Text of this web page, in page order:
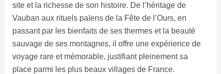
site et la richesse de son histoire. De l’héritage de
Vauban aux rituels païens de la Fête de l’Ours, en
passant par les bienfaits de ses thermes et la beauté
sauvage de ses montagnes, il offre une expérience de
voyage rare et mémorable, justifiant pleinement sa
place parmi les plus beaux villages de France.